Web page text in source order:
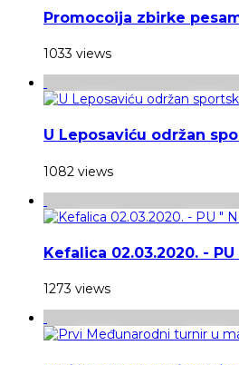
Promocoija zbirke
1033 views
U Leposaviću održan
1082 views
Kefalica 02.03.2020. -
1273 views